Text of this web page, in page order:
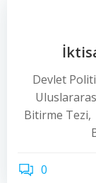
Devlet
Bitirme
0